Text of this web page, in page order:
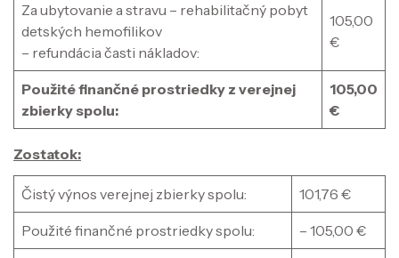
Za ubytovanie a stravu – rehabilitačný pobyt
detských hemofilikov
– refundácia časti nákladov:
105,00
€
Použité finančné prostriedky z verejnej
zbierky spolu:
105,00
€
Zostatok:
Čistý výnos verejnej zbierky spolu: 101,76 €
Použité finančné prostriedky spolu: – 105,00 €